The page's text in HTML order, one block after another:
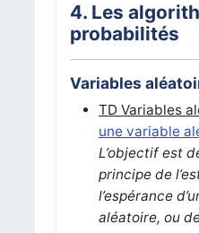
4. Les
probabilités
Variables
TD Variables
une variable
L’objectif est
principe de
l’espérance
aléatoire, ou